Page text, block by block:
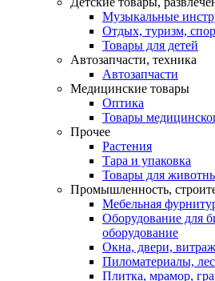
Музыкальные
Отдых, туризм,
Товары для детей
Автозапчасти, техника
Автозапчасти
Медицинские товары
Оптика
Товары
Прочее
Растения
Тара и упаковка
Товары для
Промышленность,
Мебельная
Оборудование для
оборудование
Окна, двери,
Пиломатериалы,
Плитка, мрамор,